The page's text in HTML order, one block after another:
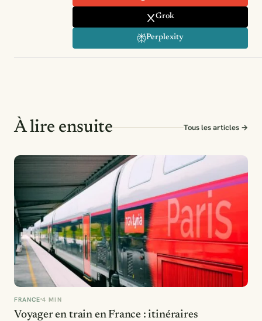
Grok
Perplexity
À lire ensuite Tous les articles →
FRANCE 4 MIN
Voyager en train en France : itinéraires